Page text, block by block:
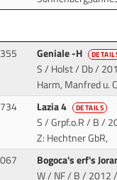
355 Geniale -H
S / Holst / Db /
Harm, Manfred u.
734 Lazia 4 DETAILS
S / Grpf.o.R / B /
Z: Hechtner GbR,
067 Bogoca's erf's
W / NF / B / 2012